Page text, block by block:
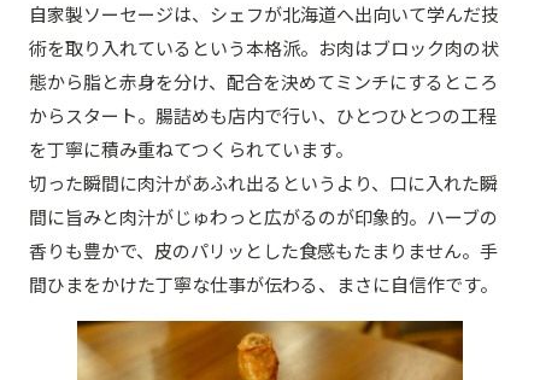
自家製ソーセージは、シェフが北海道へ出向いて学んだ技
術を取り入れているという本格派。お肉はブロック肉の状
態から脂と赤身を分け、配合を決めてミンチにするところ
からスタート。腸詰めも店内で行い、ひとつひとつの工程
を丁寧に積み重ねてつくられています。
切った瞬間に肉汁があふれ出るというより、口に入れた瞬
間に旨みと肉汁がじゅわっと広がるのが印象的。ハーブの
香りも豊かで、皮のパリッとした食感もたまりません。手
間ひまをかけた丁寧な仕事が伝わる、まさに自信作です。